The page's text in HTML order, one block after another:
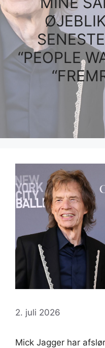
“PEOPLE
2. juli 2026
Mick Jagger har